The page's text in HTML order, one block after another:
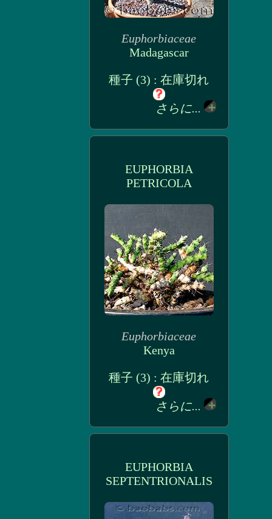
Euphorbiaceae
Madagascar
種子 (3) : 在庫切れ
さらに...
EUPHORBIA
PETRICOLA
Euphorbiaceae
Kenya
種子 (3) : 在庫切れ
さらに...
EUPHORBIA
SEPTENTRIONALIS